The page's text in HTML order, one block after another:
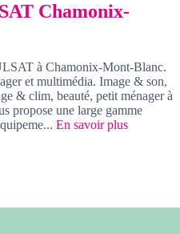
Chamonix-
à Chamonix-Mont-Blanc.
et multimédia. Image & son,
& clim, beauté, petit ménager à
propose une large gamme
En savoir plus